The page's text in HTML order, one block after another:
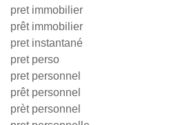
pret immobilier
prêt immobilier
pret instantané
pret perso
pret personnel
prêt personnel
prèt personnel